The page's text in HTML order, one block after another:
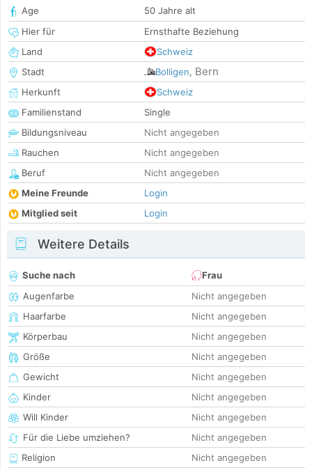
Age
50 Jahre alt
Hier für
Ernsthafte Beziehung
Land
Schweiz
Stadt
Bolligen, Bern
Herkunft
Schweiz
Familienstand
Single
Bildungsniveau
Nicht angegeben
Rauchen
Nicht angegeben
Beruf
Nicht angegeben
Meine Freunde
Login
Mitglied seit
Login
Weitere Details
Suche nach
Frau
Augenfarbe
Nicht angegeben
Haarfarbe
Nicht angegeben
Körperbau
Nicht angegeben
Größe
Nicht angegeben
Gewicht
Nicht angegeben
Kinder
Nicht angegeben
Will Kinder
Nicht angegeben
Für die Liebe umziehen?
Nicht angegeben
Religion
Nicht angegeben